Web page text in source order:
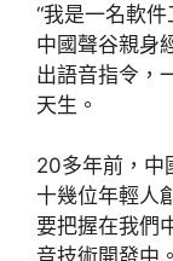
“我是一名軟
中國聲谷親身
出語音指令，
天生。
20多年前，中
十幾位年輕人
要把握在我們